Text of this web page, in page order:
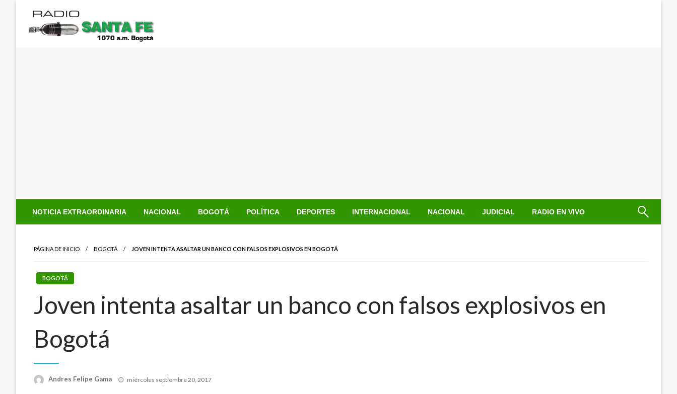
contenido
NOTICIA EXTRAORDINARIA NACIONAL BOGOTÁ POLÍTICA DEPORTES INTERNACIONAL NACIONAL JUDICIAL RADIO EN VIVO
PÁGINA DE INICIO BOGOTÁ JOVEN INTENTA ASALTAR UN BANCO CON FALSOS EXPLOSIVOS EN BOGOTÁ
BOGOTÁ
Joven intenta asaltar un banco con falsos explosivos en
Bogotá
Andres Felipe Gama
Publicado
miércoles septiembre 20, 2017